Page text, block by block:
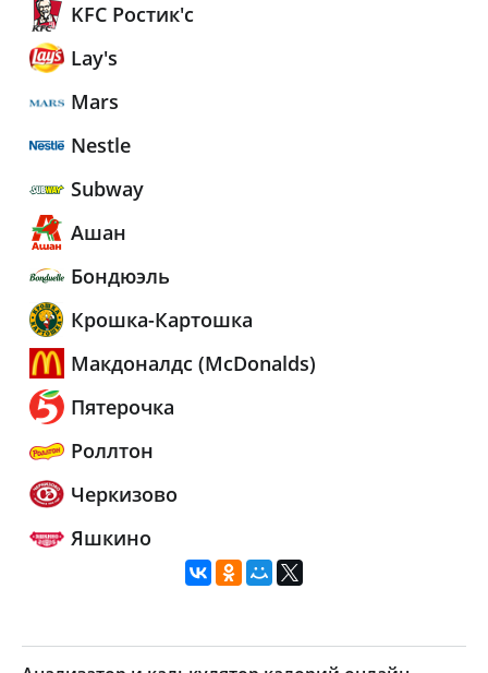
KFC Ростик'c
Lay's
Mars
Nestle
Subway
Ашан
Бондюэль
Крошка-Картошка
Макдоналдс (McDonalds)
Пятерочка
Роллтон
Черкизово
Яшкино